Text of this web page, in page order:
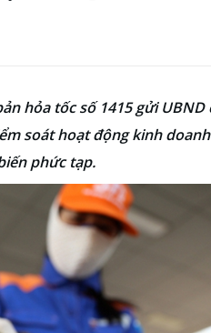
hỏa tốc số 1415 gửi UBND
soát hoạt động kinh
phức tạp.